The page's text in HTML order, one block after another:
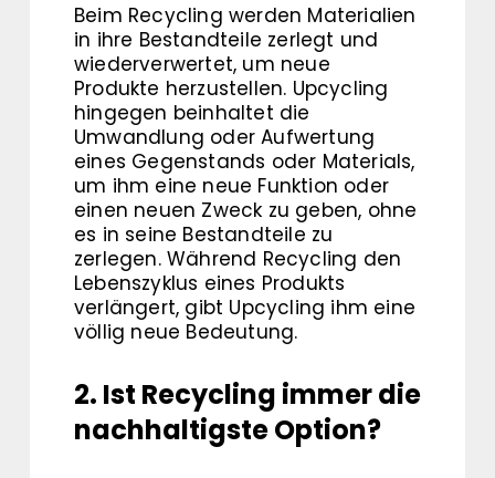
Beim Recycling werden Materialien
in ihre Bestandteile zerlegt und
wiederverwertet, um neue
Produkte herzustellen. Upcycling
hingegen beinhaltet die
Umwandlung oder Aufwertung
eines Gegenstands oder Materials,
um ihm eine neue Funktion oder
einen neuen Zweck zu geben, ohne
es in seine Bestandteile zu
zerlegen. Während Recycling den
Lebenszyklus eines Produkts
verlängert, gibt Upcycling ihm eine
völlig neue Bedeutung.
2. Ist Recycling immer die
nachhaltigste Option?